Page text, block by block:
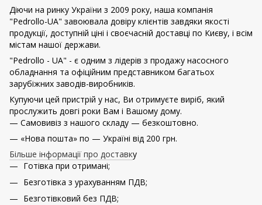
Діючи на ринку України з 2009 року, наша компанія
"Pedrollo-UA" завоювала довіру клієнтів завдяки якості
продукції, доступній ціні і своєчасній доставці по Києву, і всім
містам нашої держави.
"Pedrollo - UA" - є одним з лідерів з продажу насосного
обладнання та офіційним представником багатьох
зарубіжних заводів-виробників.
Купуючи цей пристрій у нас, Ви отримуєте виріб, який
прослужить довгі роки Вам і Вашому дому.
— Самовивіз з нашого складу — безкоштовно.
— «Нова пошта» по — Україні від 200 грн.
Більше інформації про доставку
Готівка при отримані;
Безготівка з урахуванням ПДВ;
Безготівковий без ПДВ;